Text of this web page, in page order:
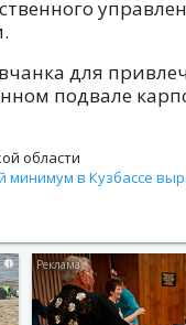
для
подвале
области
в Кузбассе
i